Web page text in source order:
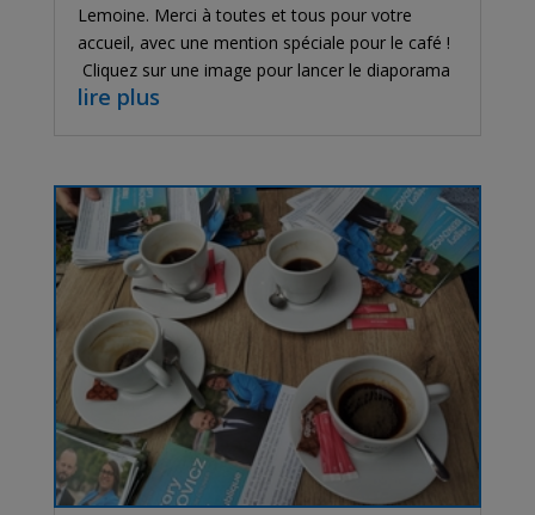
Lemoine. Merci à toutes et tous pour votre
accueil, avec une mention spéciale pour le café !
Cliquez sur une image pour lancer le diaporama
lire plus